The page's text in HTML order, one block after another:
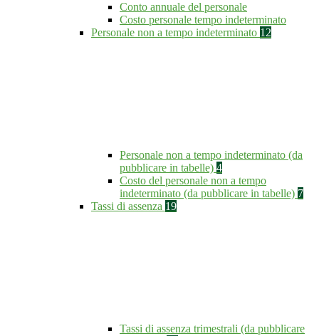
Conto annuale del personale
Costo personale tempo indeterminato
Personale non a tempo indeterminato 12
Personale non a tempo indeterminato (da
pubblicare in tabelle) 4
Costo del personale non a tempo
indeterminato (da pubblicare in tabelle) 7
Tassi di assenza 19
Tassi di assenza trimestrali (da pubblicare